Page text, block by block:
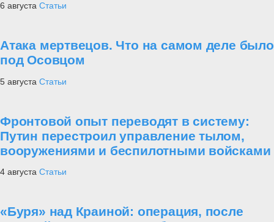
6 августа Статьи
Атака мертвецов. Что на самом деле было
под Осовцом
5 августа Статьи
Фронтовой опыт переводят в систему:
Путин перестроил управление тылом,
вооружениями и беспилотными войсками
4 августа Статьи
«Буря» над Краиной: операция, после